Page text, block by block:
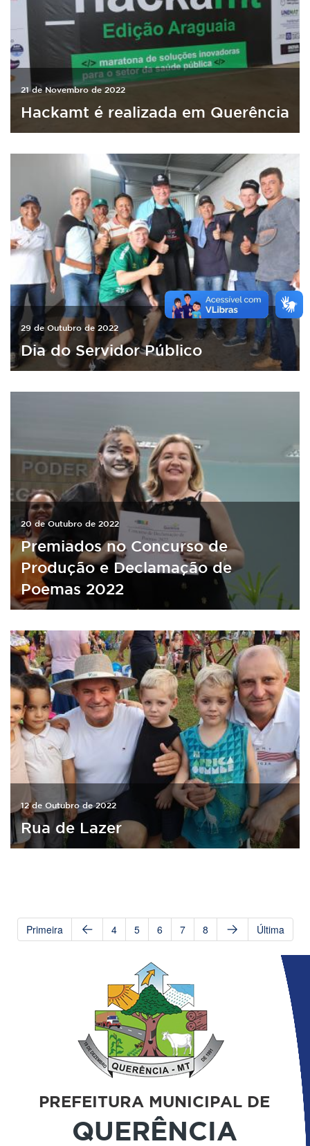
21 de Novembro de 2022
Hackamt é realizada em Querência
29 de Outubro de 2022
Dia do Servidor Público
20 de Outubro de 2022
Premiados no Concurso de
Produção e Declamação de
Poemas 2022
12 de Outubro de 2022
Rua de Lazer
Primeira 4 5 6 7 8 Última
PREFEITURA MUNICIPAL DE
QUERÊNCIA